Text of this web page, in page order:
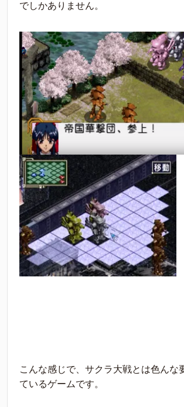
でしかありません。
こんな感じで、サクラ大戦とは色んな
ているゲームです。